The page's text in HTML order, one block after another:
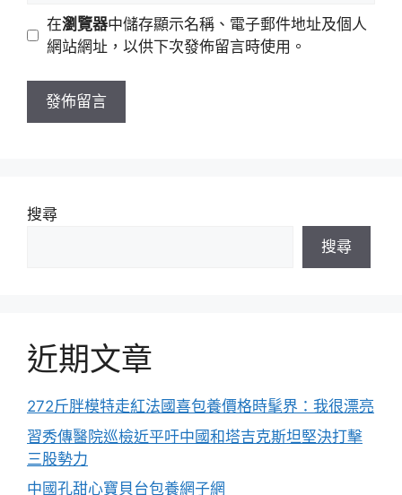
址
站
址
在瀏覽器中儲存顯示名稱、電子郵件地址及個人
網站網址，以供下次發佈留言時使用。
搜尋
搜尋
近期文章
272斤胖模特走紅法國喜包養價格時髦界：我很漂亮
習秀傳醫院巡檢近平吁中國和塔吉克斯坦堅決打擊
三股勢力
中國孔甜心寶貝台包養網子網